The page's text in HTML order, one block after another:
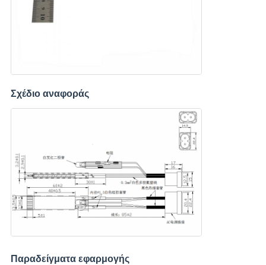
Σχέδιο αναφοράς
Παραδείγματα εφαρμογής